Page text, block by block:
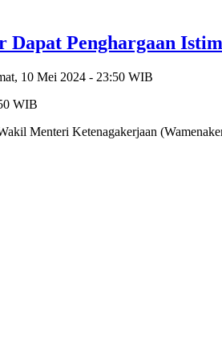
Dapat Penghargaan
10 Mei 2024 - 23:50 WIB
WIB
Menteri Ketenagakerjaan